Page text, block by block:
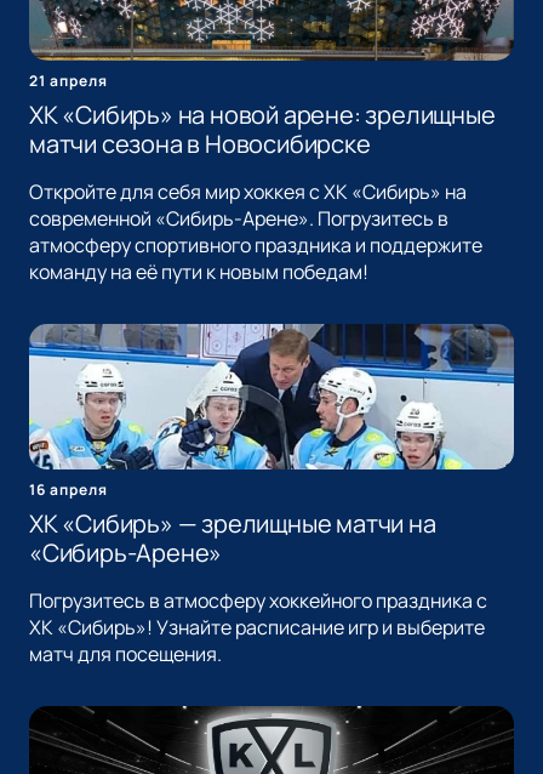
21 апреля
ХК «Сибирь» на новой арене: зрелищные
матчи сезона в Новосибирске
Откройте для себя мир хоккея с ХК «Сибирь» на
современной «Сибирь-Арене». Погрузитесь в
атмосферу спортивного праздника и поддержите
команду на её пути к новым победам!
16 апреля
ХК «Сибирь» — зрелищные матчи на
«Сибирь-Арене»
Погрузитесь в атмосферу хоккейного праздника с
ХК «Сибирь»! Узнайте расписание игр и выберите
матч для посещения.